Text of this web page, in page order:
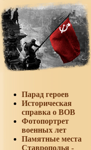
Парад героев
Историческая
справка о ВОВ
Фотопортрет
военных лет
Памятные места
Ставрополья -